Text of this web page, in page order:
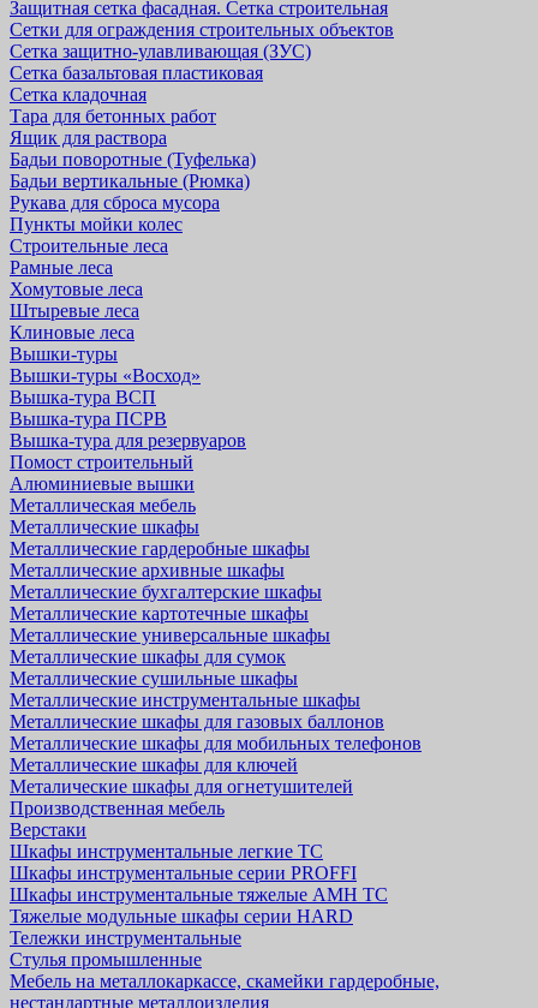
Защитная cетка фасадная. Сетка строительная
Сетки для ограждения строительных объектов
Сетка защитно-улавливающая (ЗУС)
Сетка базальтовая пластиковая
Сетка кладочная
Тара для бетонных работ
Ящик для раствора
Бадьи поворотные (Туфелька)
Бадьи вертикальные (Рюмка)
Рукава для сброса мусора
Пункты мойки колес
Строительные леса
Рамные леса
Хомутовые леса
Штыревые леса
Клиновые леса
Вышки-туры
Вышки-туры «Восход»
Вышка-тура ВСП
Вышка-тура ПСРВ
Вышка-тура для резервуаров
Помост строительный
Алюминиевые вышки
Металлическая мебель
Металлические шкафы
Металлические гардеробные шкафы
Металлические архивные шкафы
Металлические бухгалтерские шкафы
Металлические картотечные шкафы
Металлические универсальные шкафы
Металлические шкафы для сумок
Металлические сушильные шкафы
Металлические инструментальные шкафы
Металлические шкафы для газовых баллонов
Металлические шкафы для мобильных телефонов
Металлические шкафы для ключей
Металические шкафы для огнетушителей
Производственная мебель
Верстаки
Шкафы инструментальные легкие ТС
Шкафы инструментальные серии PROFFI
Шкафы инструментальные тяжелые AMH TC
Тяжелые модульные шкафы серии HARD
Тележки инструментальные
Стулья промышленные
Мебель на металлокаркассе, скамейки гардеробные,
нестандартные металлоизделия